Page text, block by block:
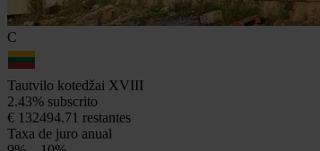
C
Tautvilo kotedžai XVIII
2.43% subscrito
€ 132494.71 restantes
Taxa de juro anual